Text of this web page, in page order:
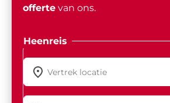
offertevan ons.
Heenreis